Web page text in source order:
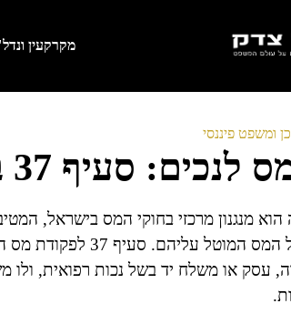
מקרקעין
ומשפט פיננסי
סעיף 37 בפקודת מס הכנסה
מנגנון מרכזי בחוקי המס בישראל,
תוך הקלה על נטל
עסק או משלח יד בשל נכות רפואית, ולו